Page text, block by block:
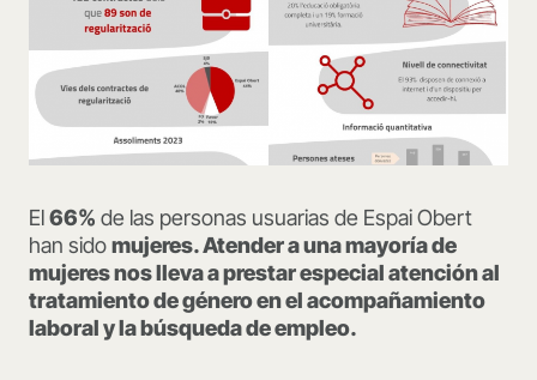
El66% de las personas usuarias de Espai Obert
han sidomujeres. Atender a una mayoría de
mujeres nos lleva a prestar especial atención al
tratamiento de género en el acompañamiento
laboral y la búsqueda de empleo.